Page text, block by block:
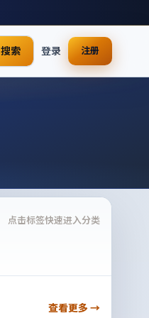
搜索 登录 注册
点击标签快速进入分类
查看更多 →